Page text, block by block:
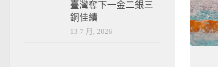
臺灣奪下一金二銀三
銅佳績
13 7 月, 2026